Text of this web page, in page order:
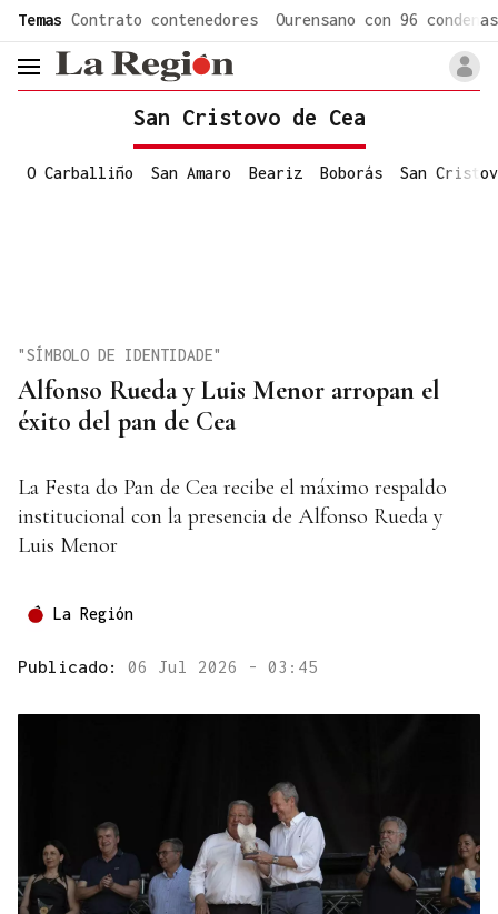
Temas Contrato contenedores Ourensano con 96 condenas
header.menu.open
San Cristovo de Cea
O Carballiño San Amaro Beariz Boborás San
Alfonso Rueda y Luis Menor arropan el
éxito del pan de Cea
"SÍMBOLO DE IDENTIDADE"
La Festa do Pan de Cea recibe el máximo respaldo
institucional con la presencia de Alfonso Rueda y
Luis Menor
La Región
Publicado: 06 Jul 2026 - 03:45